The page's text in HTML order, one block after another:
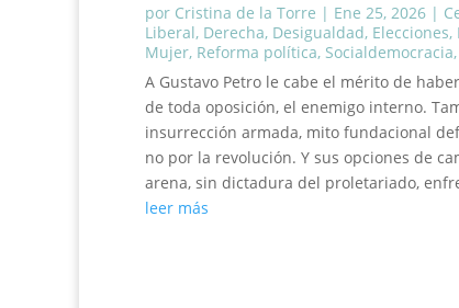
por Cristina de la Torre | Ene 25, 2026 |
Liberal, Derecha, Desigualdad, Elecciones,
Mujer, Reforma política, Socialdemocracia,
A Gustavo Petro le cabe el mérito de
de toda oposición, el enemigo interno.
insurrección armada, mito fundacional
no por la revolución. Y sus opciones de
arena, sin dictadura del proletariado,
leer más